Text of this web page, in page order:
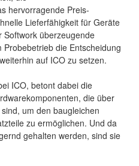
hervorragende Preis-
Lieferfähigkeit für Geräte
Softwork überzeugende
die Entscheidung
auf ICO zu setzen.
ICO, betont dabei die
die über
um den baugleichen
zu ermöglichen. Und da
gehalten werden, sind sie